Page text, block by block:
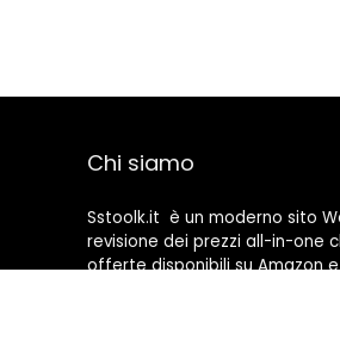
Chi siamo
Sstoolk.it è un moderno sito
revisione dei prezzi all-in-one
offerte disponibili su Amazon